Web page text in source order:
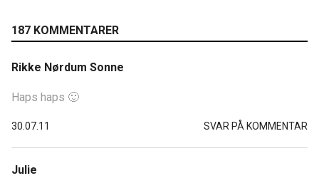
187 KOMMENTARER
Rikke Nørdum Sonne
Haps haps 🙂
30.07.11 SVAR PÅ KOMMENTAR
Julie